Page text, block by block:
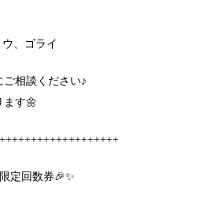
、ゴライ
相談ください♪
ます🌼
定回数券🎉✨